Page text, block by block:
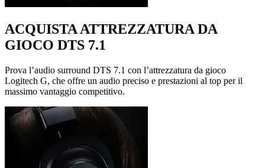
ACQUISTA ATTREZZATURA DA
GIOCO DTS 7.1
Prova l’audio surround DTS 7.1 con l’attrezzatura da gioco
Logitech G, che offre un audio preciso e prestazioni al top per il
massimo vantaggio competitivo.